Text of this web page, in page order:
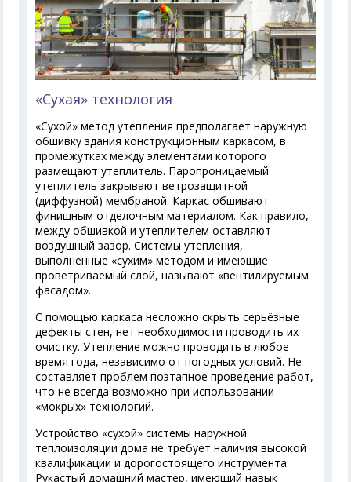
«Сухая» технология
«Сухой» метод утепления предполагает наружную
обшивку здания конструкционным каркасом, в
промежутках между элементами которого
размещают утеплитель. Паропроницаемый
утеплитель закрывают ветрозащитной
(диффузной) мембраной. Каркас обшивают
финишным отделочным материалом. Как правило,
между обшивкой и утеплителем оставляют
воздушный зазор. Системы утепления,
выполненные «сухим» методом и имеющие
проветриваемый слой, называют «вентилируемым
фасадом».
С помощью каркаса несложно скрыть серьёзные
дефекты стен, нет необходимости проводить их
очистку. Утепление можно проводить в любое
время года, независимо от погодных условий. Не
составляет проблем поэтапное проведение работ,
что не всегда возможно при использовании
«мокрых» технологий.
Устройство «сухой» системы наружной
теплоизоляции дома не требует наличия высокой
квалификации и дорогостоящего инструмента.
Рукастый домашний мастер, имеющий навык